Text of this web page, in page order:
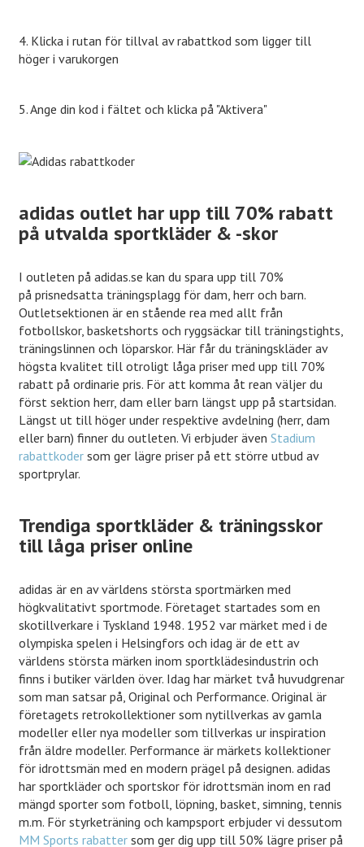
4. Klicka i rutan för tillval av rabattkod som ligger till
höger i varukorgen
5. Ange din kod i fältet och klicka på "Aktivera"
adidas outlet har upp till 70% rabatt
på utvalda sportkläder & -skor
I outleten på adidas.se kan du spara upp till 70%
på prisnedsatta träningsplagg för dam, herr och barn.
Outletsektionen är en stående rea med allt från
fotbollskor, basketshorts och ryggsäckar till träningstights,
träningslinnen och löparskor. Här får du träningskläder av
högsta kvalitet till otroligt låga priser med upp till 70%
rabatt på ordinarie pris. För att komma åt rean väljer du
först sektion herr, dam eller barn längst upp på startsidan.
Längst ut till höger under respektive avdelning (herr, dam
eller barn) finner du outleten. Vi erbjuder ävenStadium
rabattkoder som ger lägre priser på ett större utbud av
sportprylar.
Trendiga sportkläder & träningsskor
till låga priser online
adidas är en av världens största sportmärken med
högkvalitativt sportmode. Företaget startades som en
skotillverkare i Tyskland 1948. 1952 var märket med i de
olympiska spelen i Helsingfors och idag är de ett av
världens största märken inom sportklädesindustrin och
finns i butiker världen över. Idag har märket två huvudgrenar
som man satsar på, Original och Performance. Original är
företagets retrokollektioner som nytillverkas av gamla
modeller eller nya modeller som tillverkas ur inspiration
från äldre modeller. Performance är märkets kollektioner
för idrottsmän med en modern prägel på designen. adidas
har sportkläder och sportskor för idrottsmän inom en rad
mängd sporter som fotboll, löpning, basket, simning, tennis
m.m. För styrketräning och kampsport erbjuder vi dessutom
MM Sports rabatter som ger dig upp till 50% lägre priser på